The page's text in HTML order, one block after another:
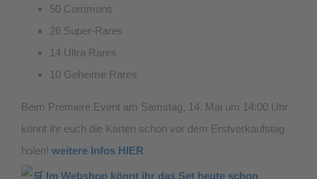
50 Commons
26 Super-Rares
14 Ultra Rares
10 Geheime Rares
Beim Premiere Event am Samstag, 14. Mai um 14:00 Uhr
könnt ihr euch die Karten schon vor dem Erstverkaufstag
holen! weitere Infos HIER
Im Webshop könnt ihr das Set heute schon